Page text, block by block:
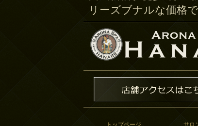
リーズブナルな価格
トップページ サロ